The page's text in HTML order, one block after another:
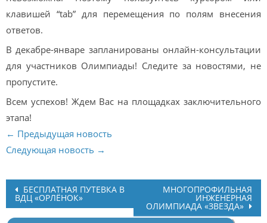
клавишей “tab” для перемещения по полям внесения
ответов.
В декабре-январе запланированы онлайн-консультации
для участников Олимпиады! Следите за новостями, не
пропустите.
Всем успехов! Ждем Вас на площадках заключительного
этапа!
← Предыдущая новость
Следующая новость →
Post
navigation
БЕСПЛАТНАЯ ПУТЕВКА В
ВДЦ «ОРЛЁНОК»
МНОГОПРОФИЛЬНАЯ
ИНЖЕНЕРНАЯ
ОЛИМПИАДА «ЗВЕЗДА»